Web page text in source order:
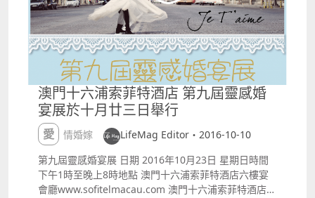
澳門十六浦索菲特酒店 第九屆靈感婚
宴展於十月廿三日舉行
愛情婚嫁
LifeMag Editor・2016-10-10
第九屆靈感婚宴展 日期 2016年10月23日 星期日時間
下午1時至晚上8時地點 澳門十六浦索菲特酒店六樓宴
會廳www.sofitelmacau.com 澳門十六浦索菲特酒店呈